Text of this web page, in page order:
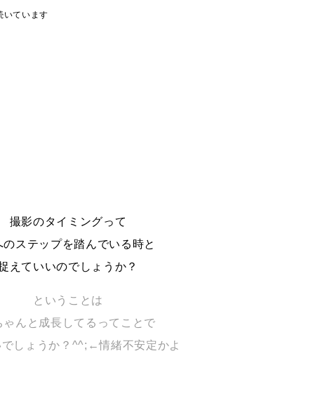
いています
撮影のタイミングって
のステップを踏んでいる時と
えていいのでしょうか？
ということは
ゃんと成長してるってことで
でしょうか？^^;←情緒不安定かよ